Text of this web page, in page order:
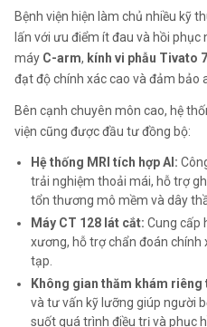
Bệnh viện hiện làm chủ nhiều kỹ
lấn với ưu điểm ít đau và hồi
máy C-arm, kính vi phẫu Tivato
đạt độ chính xác cao và đảm bảo
Bên cạnh chuyên môn cao, hệ
viện cũng được đầu tư đồng bộ:
Hệ thống MRI tích hợp AI:
trải nghiệm thoải mái, hỗ trợ
tổn thương mô mềm và dây
Máy CT 128 lát cắt: Cung cấp
xương, hỗ trợ chẩn đoán chính
tạp.
Không gian thăm khám riêng
và tư vấn kỹ lưỡng giúp người
suốt quá trình điều trị và phục